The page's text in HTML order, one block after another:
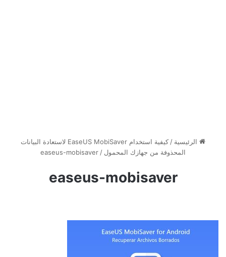
الرئيسية /
كيفية استخدام EaseUS MobiSaver لاستعادة البيانات
المحذوفة من جهازك المحمول /
easeus-mobisaver
easeus-mobisaver